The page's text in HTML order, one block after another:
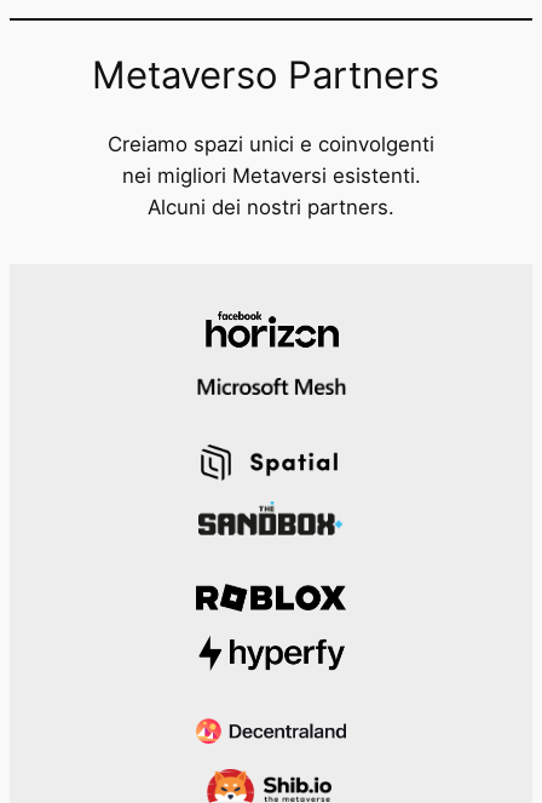
Metaverso Partners
Creiamo spazi unici e coinvolgenti
nei migliori Metaversi esistenti.
Alcuni dei nostri partners.